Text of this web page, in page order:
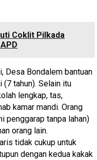
Coklit Pilkada
Desa Bondalem bantuan
tahun). Selain itu
lengkap, tas,
kamar mandi. Orang
penggarap tanpa lahan)
orang lain.
tidak cukup untuk
dengan kedua kakak